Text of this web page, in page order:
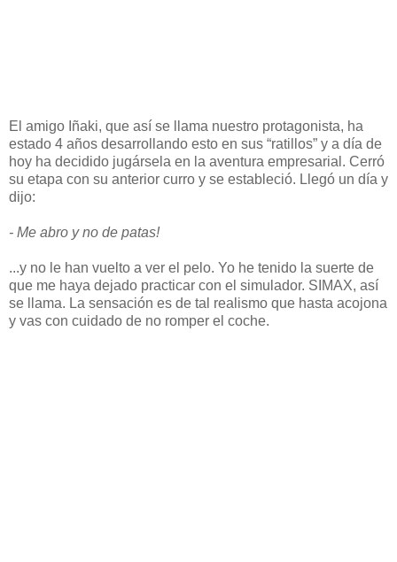
El amigo Iñaki, que así se llama nuestro protagonista, ha
estado 4 años desarrollando esto en sus “ratillos” y a día de
hoy ha decidido jugársela en la aventura empresarial. Cerró
su etapa con su anterior curro y se estableció. Llegó un día y
dijo:
- Me abro y no de patas!
...y no le han vuelto a ver el pelo. Yo he tenido la suerte de
que me haya dejado practicar con el simulador. SIMAX, así
se llama. La sensación es de tal realismo que hasta acojona
y vas con cuidado de no romper el coche.